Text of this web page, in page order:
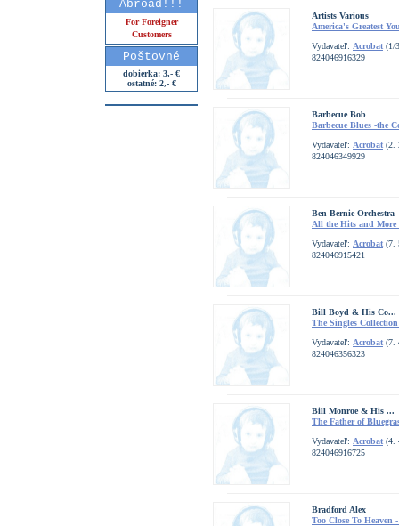
Abroad!!!
For Foreigner
Customers
Poštovné
dobierka: 3,- €
ostatné: 2,- €
Artists Various
America's Greatest
Vydavateľ: Acrobat (1/
824046916329
Barbecue Bob
Barbecue Blues -the
Vydavateľ: Acrobat (2.
824046349929
Ben Bernie Orchestra
All the Hits and More
Vydavateľ: Acrobat (7.
824046915421
Bill Boyd & His Co...
The Singles Collection
Vydavateľ: Acrobat (7.
824046356323
Bill Monroe & His ...
The Father of
Vydavateľ: Acrobat (4.
824046916725
Bradford Alex
Too Close To Heaven